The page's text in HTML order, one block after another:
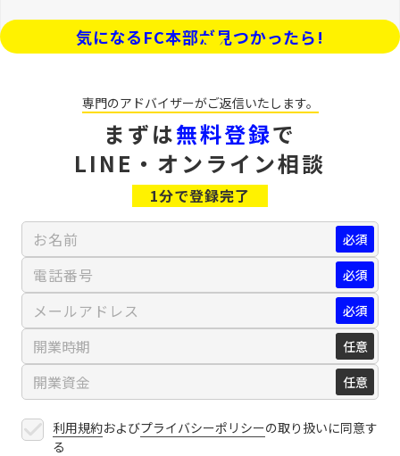
気になるFC本部が見つかったら!
専門のアドバイザーがご返信いたします。
まずは無料登録で
LINE・オンライン相談
1分で登録完了
利用規約およびプライバシーポリシーの取り扱いに同意す
る